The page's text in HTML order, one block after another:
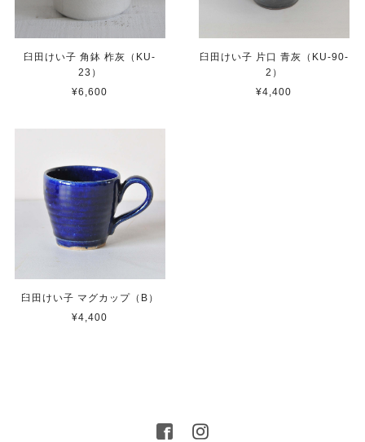
臼田けい子 角鉢 柞灰（KU-
23）
¥6,600
臼田けい子 片口 青灰（KU-90-
2）
¥4,400
臼田けい子 マグカップ（B）
¥4,400